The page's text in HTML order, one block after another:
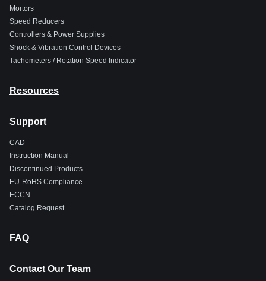
Mortors
Speed Reducers
Controllers & Power Supplies
Shock & Vibration Control Devices
Tachometers / Rotation Speed Indicator
Resources
Support
CAD
Instruction Manual
Discontinued Products
EU-RoHS Compliance
ECCN
Catalog Request
FAQ
Contact Our Team